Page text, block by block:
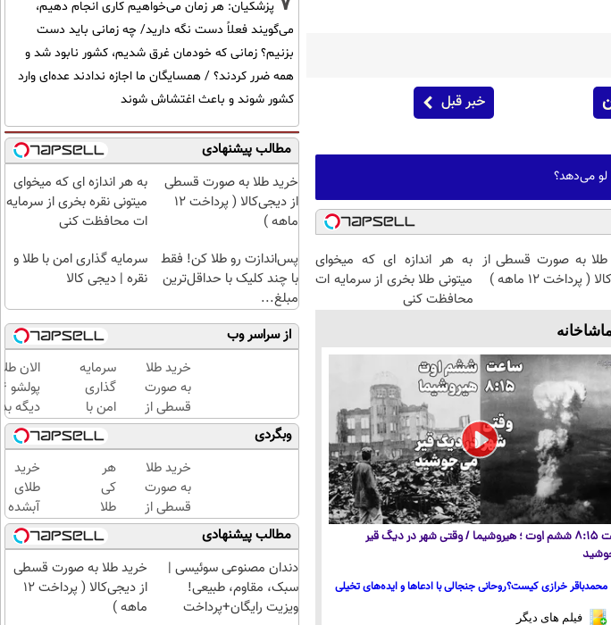
خبر قبل
لو می‌دهد؟
طلا به صورت قسطی از
( پرداخت 12 ماهه )
به هر اندازه ای که میخوای
میتونی طلا بخری از سرمایه ات
محافظت کنی
ساعت ۸:۱۵ ششم اوت ؛ هیروشیما / وقتی شهر در دیگ قیر
محمدباقر خرازی کیست؟روحانی جنجالی با ادعاها و ایده‌های تخیلی
فیلم های دیگر
پزشکیان: هر زمان می‌خواهیم کاری انجام دهیم،
می‌گویند فعلاً دست نگه دارید/ چه زمانی باید دست
بزنیم؟ زمانی که خودمان غرق شدیم، کشور نابود شد و
همه ضرر کردند؟ / همسایگان ما اجازه ندادند عده‌ای وارد
کشور شوند و باعث اغتشاش شوند
مطالب پیشنهادی
خرید طلا به صورت قسطی
از دیجی‌کالا ( پرداخت 12
ماهه )
به هر اندازه ای که میخوای
میتونی نقره بخری از سرمایه
ات محافظت کنی
پس‌اندازت رو طلا کن! فقط
با چند کلیک با حداقل‌ترین
مبلغ...
سرمایه گذاری امن با طلا و
نقره | دیجی کالا
از سراسر وب
خرید طلا
به صورت
قسطی از
دیجی‌کالا
(
پرداخت
12 ماهه
)
سرمایه
گذاری
امن با
طلا و
نقره
دیجی
کالا
الان
دیگه
طلا با
بی‌بهره
وبگردی
خرید طلا
به صورت
قسطی از
دیجی‌کالا
(
پرداخت
)
هر
کی
طلا
داره،
غم
نداره!
😊💎
(خرید
خرید
طلای
آبشده
حتی با
۱۰۰هزارتومان
مطالب پیشنهادی
دندان مصنوعی سوئیسی |
سبک، مقاوم، طبیعی!
ویزیت رایگان+پرداخت
خرید طلا به صورت قسطی
از دیجی‌کالا ( پرداخت 12
ماهه )